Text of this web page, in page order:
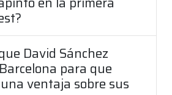
David Sánchez
para que
ventaja sobre sus